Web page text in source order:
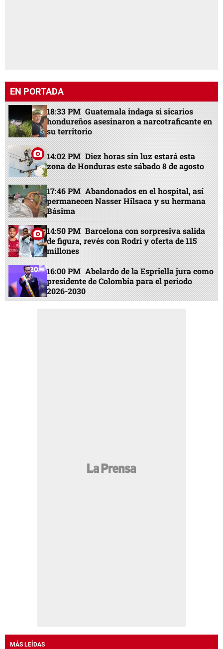
EN PORTADA
18:33 PM Guatemala indaga si sicarios
hondureños asesinaron a narcotraficante en
su territorio
14:02 PM Diez horas sin luz estará esta
zona de Honduras este sábado 8 de agosto
17:46 PM Abandonados en el hospital, así
permanecen Nasser Hilsaca y su hermana
Básima
14:50 PM Barcelona con sorpresiva salida
de figura, revés con Rodri y oferta de 115
millones
16:00 PM Abelardo de la Espriella jura como
presidente de Colombia para el periodo
2026-2030
MÁS LEÍDAS